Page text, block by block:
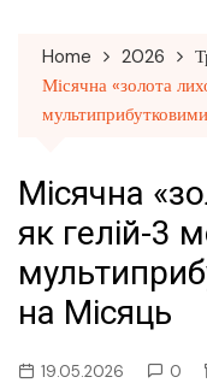
Home 2026
Місячна «золота
Місячна
як гелій-3
на Місяць
19.05.2026 0